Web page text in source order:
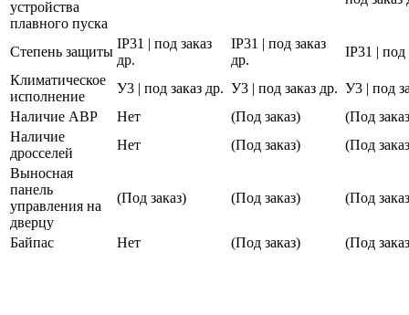
устройства
плавного пуска
Степень защиты
IP31 | под заказ
др.
IP31 | под заказ
др.
IP31 | под
Климатическое
исполнение
У3 | под заказ др. У3 | под заказ др. У3 | под
Наличие АВР
Нет (Под заказ)
(Под
Наличие
дросселей
Нет (Под заказ)
(Под
Выносная
панель
управления на
дверцу
(Под заказ) (Под заказ) (Под
Байпас Нет (Под заказ) (Под